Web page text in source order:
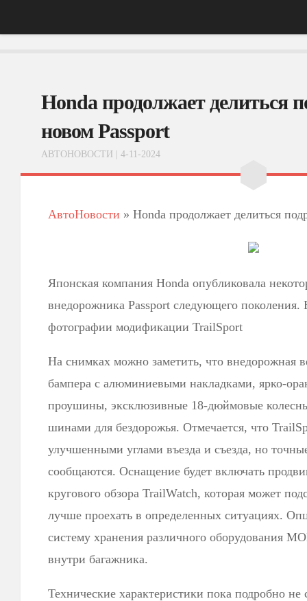
АвтоНовости
ФотоОбзоры
ВидеоОбзоры
Honda продолжает делиться
новом Passport
АВТОНОВОСТИ | 4-11-2024
АвтоНовости » Honda продолжает делиться
Японская компания Honda опубликовала
внедорожника Passport следующего поколения.
фотографии модификации TrailSport
На снимках можно заметить, что внедорожная
бампера с алюминиевыми накладками, ярко-
проушины, эксклюзивные 18-дюймовые
шинами для бездорожья. Отмечается, что
улучшенными углами въезда и съезда, но
сообщаются. Оснащение будет включать
кругового обзора TrailWatch, которая может
лучше проехать в определенных ситуациях.
систему хранения различного оборудования
внутри багажника.
Технические характеристики пока подробно